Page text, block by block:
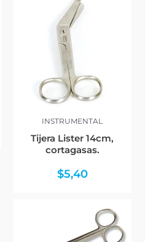
INSTRUMENTAL
Tijera Lister 14cm,
cortagasas.
$5,40